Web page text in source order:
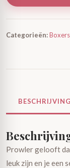
Categorieën:
BESCHRIJVING
Prowler gelooft
leuk zijn en je een